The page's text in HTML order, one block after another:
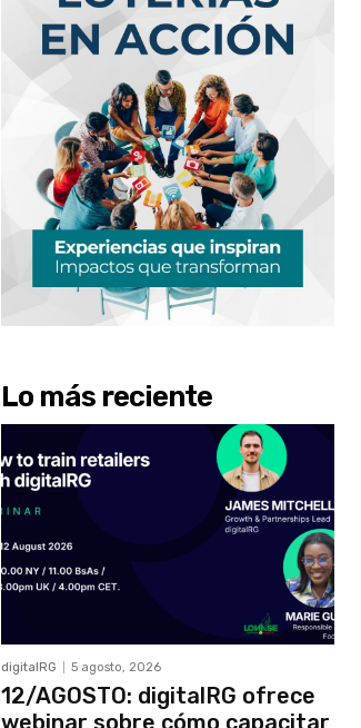
Lo más reciente
digitalRG 5 agosto, 2026
12/AGOSTO: digitalRG ofrece
webinar sobre cómo capacitar